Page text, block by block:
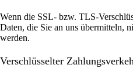
Wenn die SSL- bzw. TLS-
Daten, die Sie an uns übermitteln,
werden.
Verschlüsselter